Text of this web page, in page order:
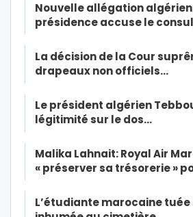
Nouvelle allégation
présidence accuse le
La décision de la Cour
drapeaux non officiels…
Le président algérien
légitimité sur le dos…
Malika Lahnait: Royal Air
« préserver sa trésorerie »
L’étudiante marocaine